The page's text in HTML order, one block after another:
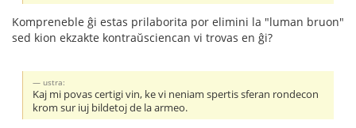
Kompreneble ĝi estas prilaborita por elimini la "luman bruon"
sed kion ekzakte kontraŭsciencan vi trovas en ĝi?
ustra:
Kaj mi povas certigi vin, ke vi neniam spertis sferan rondecon
krom sur iuj bildetoj de la armeo.